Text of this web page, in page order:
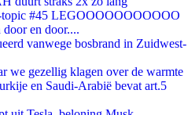
#45 LEGOOOOOOOOOOO
en door....
vanwege bosbrand in Zuidwest-
we gezellig klagen over de warmte
en Saudi-Arabië bevat art.5